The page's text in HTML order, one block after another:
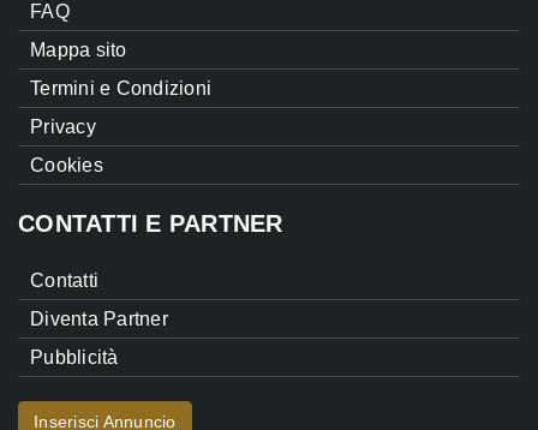
FAQ
Mappa sito
Termini e Condizioni
Privacy
Cookies
CONTATTI E PARTNER
Contatti
Diventa Partner
Pubblicità
Inserisci Annuncio